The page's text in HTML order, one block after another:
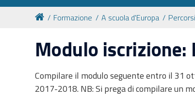
Formazione A scuola d'Europa
Modulo iscrizione:
Compilare il modulo seguente entro il 31
2017-2018. NB: Si prega di compilare un